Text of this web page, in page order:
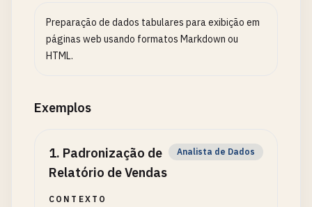
Preparação de dados tabulares para exibição em
páginas web usando formatos Markdown ou
HTML.
Exemplos
1. Padronização de
Relatório de Vendas
Analista de Dados
CONTEXTO